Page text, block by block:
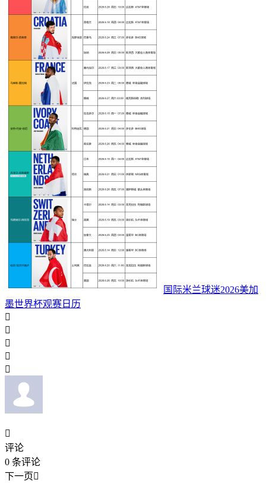
国际米兰球迷2026美加
墨世界杯观赛日历






评论
0 条评论
下一页